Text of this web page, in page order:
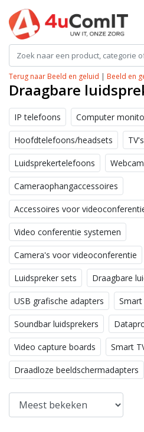
Terug naar Beeld en geluid | Beeld en
Draagbare
IP telefoons Computer
Hoofdtelefoons/headsets TV's
Luidsprekertelefoons
Cameraophangaccessoires
Accessoires voor
Video conferentie systemen
Camera's voor videoconferentie
Luidspreker sets Draagbare
USB grafische adapters Smart
Soundbar luidsprekers
Video capture boards Smart
Draadloze beeldschermadapters